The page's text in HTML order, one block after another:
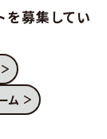
を募集してい
ム